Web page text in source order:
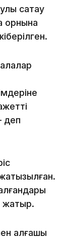
сақтау
орнына
деп
жатыр.
алғашқы